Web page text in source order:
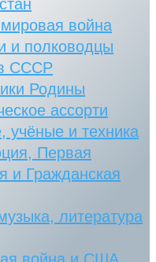
война
и полководцы
СССР
Родины
ассорти
учёные и техника
Первая
и Гражданская
литература